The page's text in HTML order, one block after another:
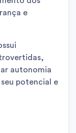
e
autonomia
potencial e